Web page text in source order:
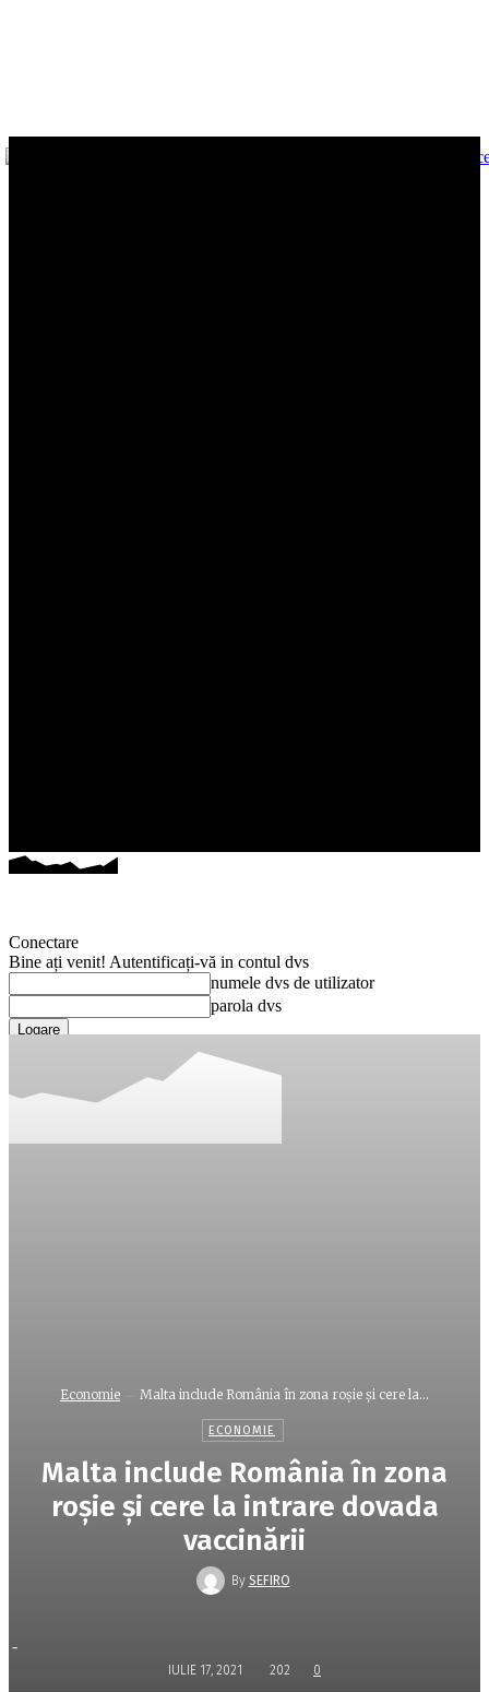
Conectare
Bine ați venit! Autentificați-vă in contul dvs
numele dvs de utilizator
parola dvs
Ați uitat parola? obține ajutor
Recuperați-vă parola
Economie Malta include România în zona roşie şi cere la...
ECONOMIE
Malta include România în zona
roşie şi cere la intrare dovada
vaccinării
By SEFIRO
-
IULIE 17, 2021 202 0